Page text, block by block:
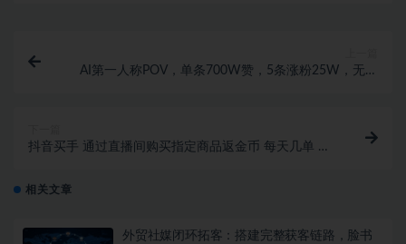
AI第一人称POV，单条700W赞，5条涨粉25W，无需
抖音买手 通过直播间购买指定商品返金币 每天几单 轻
相关文章
外贸社媒闭环拓客：搭建完整获客链路，脸书